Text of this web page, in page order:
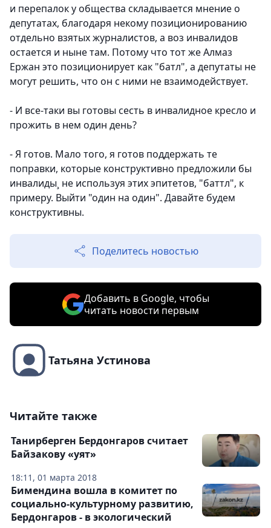
и перепалок у общества складывается мнение о
депутатах, благодаря некому позиционированию
отдельно взятых журналистов, а воз инвалидов
остается и ныне там. Потому что тот же Алмаз
Ержан это позиционирует как "батл", а депутаты не
могут решить, что он с ними не взаимодействует.
- И все-таки вы готовы сесть в инвалидное кресло и
прожить в нем один день?
- Я готов. Мало того, я готов поддержать те
поправки, которые конструктивно предложили бы
инвалиды¸ не используя этих эпитетов, "баттл", к
примеру. Выйти "один на один". Давайте будем
конструктивны.
Поделитесь новостью
Добавить в Google, чтобы
читать новости первым
Татьяна Устинова
Читайте также
18:11, 01 марта 2018
Танирберген Бердонгаров считает
Байзакову «уят»
Бимендина вошла в комитет по
социально-культурному развитию,
Бердонгаров - в экологический